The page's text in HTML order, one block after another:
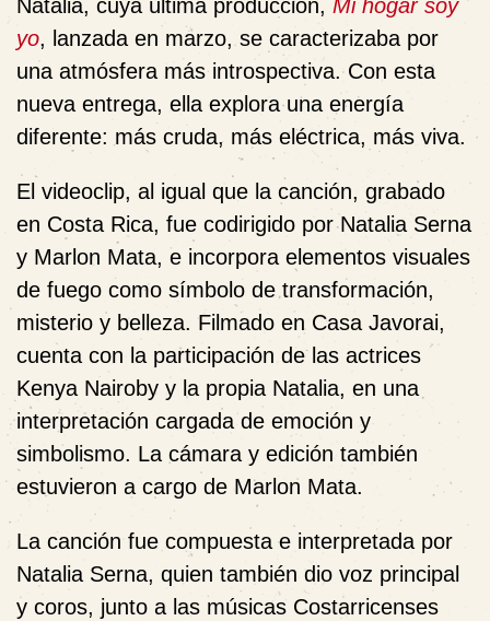
Natalia, cuya última producción, Mi hogar soy
yo, lanzada en marzo, se caracterizaba por
una atmósfera más introspectiva. Con esta
nueva entrega, ella explora una energía
diferente: más cruda, más eléctrica, más viva.
El videoclip, al igual que la canción, grabado
en Costa Rica, fue codirigido porNatalia Serna
y Marlon Mata, e incorpora elementos visuales
de fuego como símbolo de transformación,
misterio y belleza. Filmado en Casa Javorai,
cuenta con la participación de las actrices
Kenya Nairoby y la propia Natalia, en una
interpretación cargada de emoción y
simbolismo. La cámara y edición también
estuvieron a cargo de Marlon Mata.
La canción fue compuesta e interpretada por
Natalia Serna, quien también dio voz principal
y coros, junto a las músicas Costarricenses